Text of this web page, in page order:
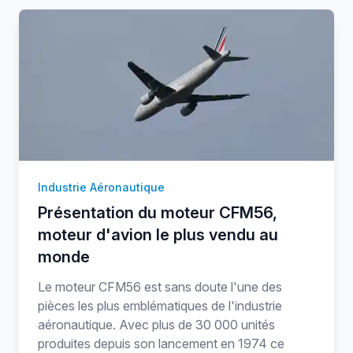
Industrie Aéronautique
Présentation du moteur CFM56,
moteur d'avion le plus vendu au
monde
Le moteur CFM56 est sans doute l'une des
pièces les plus emblématiques de l'industrie
aéronautique. Avec plus de 30 000 unités
produites depuis son lancement en 1974 ce